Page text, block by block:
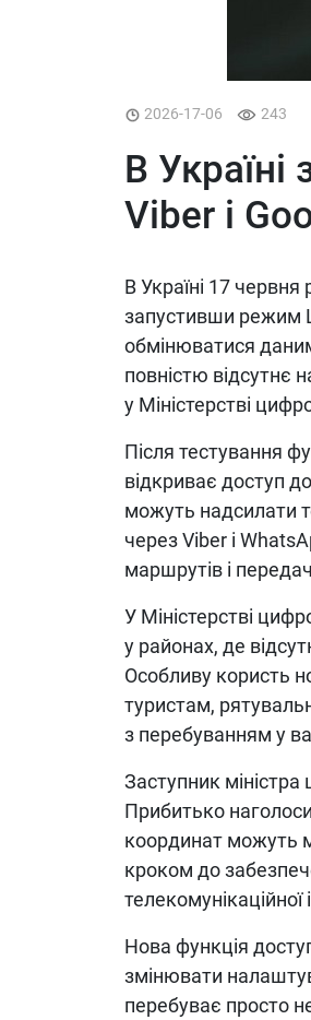
2026-17-06 243
В Україні
Viber і
В Україні 17
запустивши режим
обмінюватися
повністю відсутнє
у Міністерстві
Після тестування
відкриває доступ
можуть надсилати
через Viber і
маршрутів і
У Міністерстві
у районах, де
Особливу користь
туристам,
з перебуванням у
Заступник
Прибитько
координат можуть
кроком до
Нова функція
змінювати
перебуває просто